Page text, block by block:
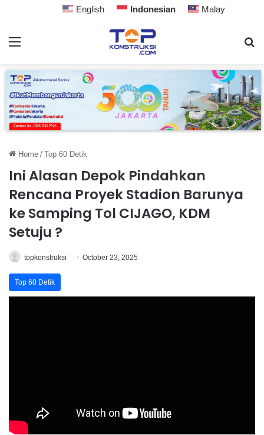
English Indonesian Malay
Home / Top 60 Detik
Ini Alasan Depok Pindahkan
Rencana Proyek Stadion Barunya
ke Samping Tol CIJAGO, KDM
Setuju ?
topkonstruksi October 23, 2025
Top 60 Detik